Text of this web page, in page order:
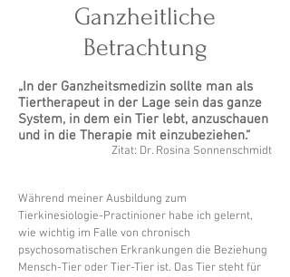
Ganzheitliche
Betrachtung
„In der Ganzheitsmedizin sollte man als
Tiertherapeut in der Lage sein das ganze
System, in dem ein Tier lebt, anzuschauen
und in die Therapie mit einzubeziehen.“
Zitat: Dr. Rosina Sonnenschmidt
Während meiner Ausbildung zum
Tierkinesiologie-Practinioner habe ich gelernt,
wie wichtig im Falle von chronisch
psychosomatischen Erkrankungen die Beziehung
Mensch-Tier oder Tier-Tier ist. Das Tier steht für